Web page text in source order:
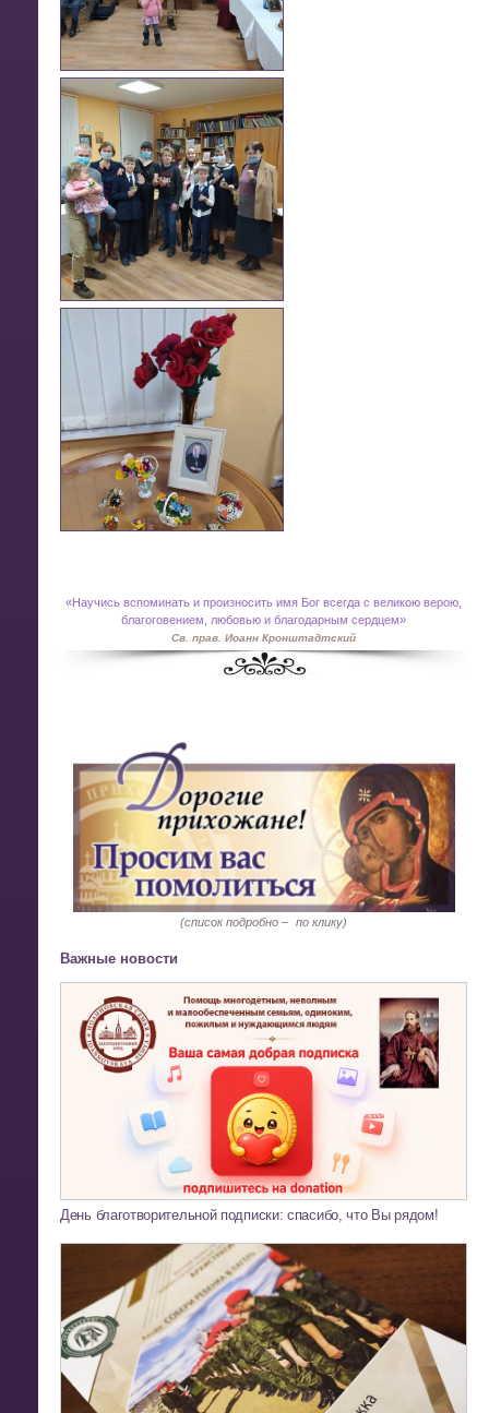
«Научись вспоминать и произносить имя Бог всегда с великою верою,
благоговением, любовью и благодарным сердцем»
Св. прав. Иоанн Кронштадтский
(список подробно – по клику)
Важные новости
День благотворительной подписки: спасибо, что Вы рядом!